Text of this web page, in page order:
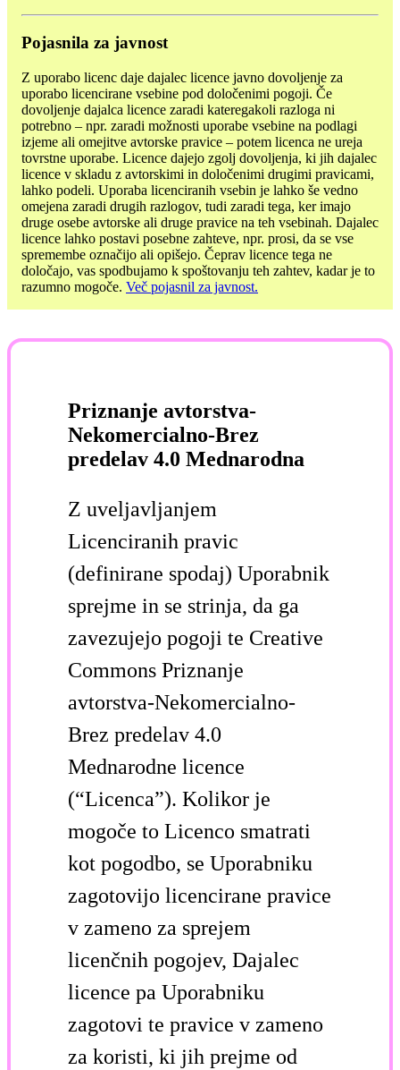
Pojasnila za javnost
Z uporabo licenc daje dajalec licence javno dovoljenje za
uporabo licencirane vsebine pod določenimi pogoji. Če
dovoljenje dajalca licence zaradi kateregakoli razloga ni
potrebno – npr. zaradi možnosti uporabe vsebine na podlagi
izjeme ali omejitve avtorske pravice – potem licenca ne ureja
tovrstne uporabe. Licence dajejo zgolj dovoljenja, ki jih dajalec
licence v skladu z avtorskimi in določenimi drugimi pravicami,
lahko podeli. Uporaba licenciranih vsebin je lahko še vedno
omejena zaradi drugih razlogov, tudi zaradi tega, ker imajo
druge osebe avtorske ali druge pravice na teh vsebinah. Dajalec
licence lahko postavi posebne zahteve, npr. prosi, da se vse
spremembe označijo ali opišejo. Čeprav licence tega ne
določajo, vas spodbujamo k spoštovanju teh zahtev, kadar je to
razumno mogoče. Več pojasnil za javnost.
Priznanje avtorstva-
Nekomercialno-Brez
predelav 4.0 Mednarodna
Z uveljavljanjem
Licenciranih pravic
(definirane spodaj) Uporabnik
sprejme in se strinja, da ga
zavezujejo pogoji te Creative
Commons Priznanje
avtorstva-Nekomercialno-
Brez predelav 4.0
Mednarodne licence
(“Licenca”). Kolikor je
mogoče to Licenco smatrati
kot pogodbo, se Uporabniku
zagotovijo licencirane pravice
v zameno za sprejem
licenčnih pogojev, Dajalec
licence pa Uporabniku
zagotovi te pravice v zameno
za koristi, ki jih prejme od